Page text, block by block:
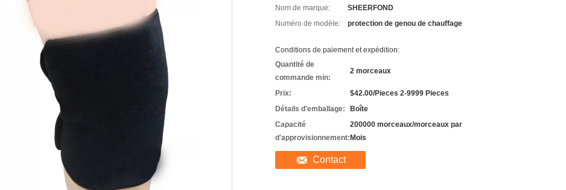
Nom de marque:
SHEERFOND
Numéro de modèle:
protection de genou de chauffage
Conditions de paiement et expédition:
Quantité de
commande min:
2 morceaux
Prix:
$42.00/Pieces 2-9999 Pieces
Détails d'emballage:
Boîte
Capacité
d'approvisionnement:
200000 morceaux/morceaux par
Mois
Contact